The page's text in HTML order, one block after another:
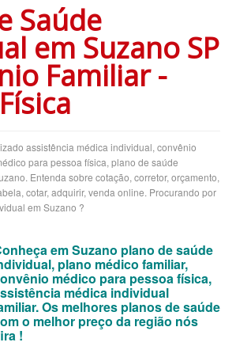
DE SAÚDE EMPRESARIAL
EMPRESARIAL
SAÚDE EMPRESARIAL
DE SAÚDE EMPRESARIAL
EMPRESARIAL
EMPRESARIAL
DE SAÚDE EMPRESARIAL
EMPRESARIAL
EMPRESARIAL
DE SAÚDE EMPRESARIAL
Saúde
em Suzano SP
Familiar -
assistência médica individual, convênio
para pessoa física, plano de saúde
Entenda sobre cotação, corretor, orçamento,
cotar, adquirir, venda online. Procurando por
em Suzano ?
em Suzano plano de saúde
plano médico familiar,
médico para pessoa física,
médica individual
Os melhores planos de saúde
o melhor preço da região nós
!